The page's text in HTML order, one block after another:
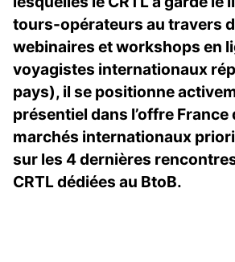
tours-opérateurs au travers
webinaires et workshops en
voyagistes internationaux
pays), il se positionne
présentiel dans l’offre France
marchés internationaux
sur les 4 dernières
CRTL dédiées au BtoB.